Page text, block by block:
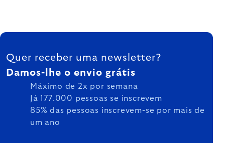
FOOTER
Quer receber uma newsletter?
Damos-lhe o envio grátis
Máximo de 2x por semana
Já 177.000 pessoas se inscrevem
85% das pessoas inscrevem-se por mais de
um ano